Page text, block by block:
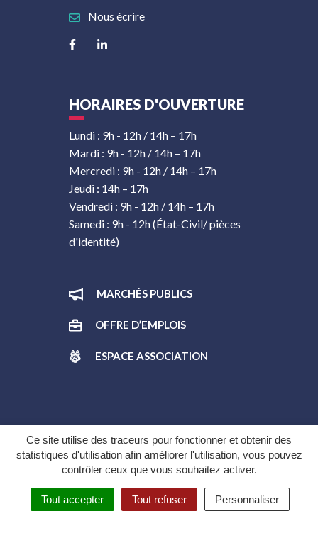
Ce site utilise des traceurs pour fonctionner et obtenir des
statistiques d'utilisation afin améliorer l'utilisation, vous pouvez
contrôler ceux que vous souhaitez activer.
Tout accepter Tout refuser Personnaliser
Nous écrire
Lien vers le compte Facebook
Lien vers le compte Linkedin
HORAIRES D'OUVERTURE
Lundi : 9h - 12h / 14h – 17h
Mardi : 9h - 12h / 14h – 17h
Mercredi : 9h - 12h / 14h – 17h
Jeudi : 14h – 17h
Vendredi : 9h - 12h / 14h – 17h
Samedi : 9h - 12h (État-Civil/ pièces
d'identité)
MARCHÉS PUBLICS
OFFRE D’EMPLOIS
ESPACE ASSOCIATION
Gestion des cookies
Plan du site
Mentions légales
Politique de confidentialité